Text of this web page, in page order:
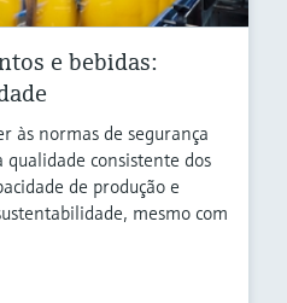
e bebidas:
às normas de segurança
consistente dos
de produção e
mesmo com